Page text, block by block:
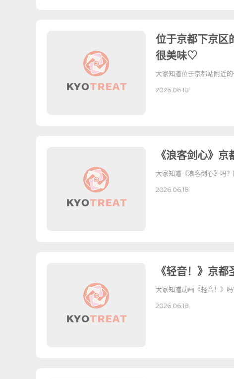
位于京都下京区
很美味♡
大家知道位于京都站附近
2026.06.18
《浪客剑心》京
大家知道《浪客剑心》吗
2026.06.18
《轻音！》京都
大家知道动画《轻音！》
2026.06.18